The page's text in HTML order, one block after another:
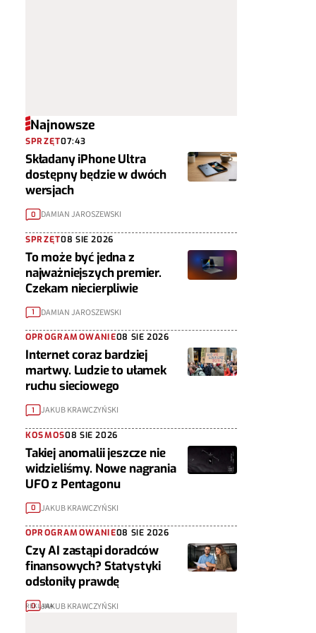
Najnowsze
SPRZĘT07:43
Składany iPhone Ultra
dostępny będzie w dwóch
wersjach
0 DAMIAN JAROSZEWSKI
SPRZĘT08 SIE 2026
To może być jedna z
najważniejszych premier.
Czekam niecierpliwie
1 DAMIAN JAROSZEWSKI
OPROGRAMOWANIE08 SIE 2026
Internet coraz bardziej
martwy. Ludzie to ułamek
ruchu sieciowego
1 JAKUB KRAWCZYŃSKI
KOSMOS08 SIE 2026
Takiej anomalii jeszcze nie
widzieliśmy. Nowe nagrania
UFO z Pentagonu
0 JAKUB KRAWCZYŃSKI
OPROGRAMOWANIE08 SIE 2026
Czy AI zastąpi doradców
finansowych? Statystyki
odsłoniły prawdę
0 JAKUB KRAWCZYŃSKI